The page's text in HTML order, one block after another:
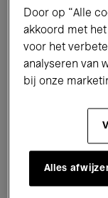
Jazz
Voor
Door op “Alle
akkoord met
voor het
analyseren van
bij onze
Alles